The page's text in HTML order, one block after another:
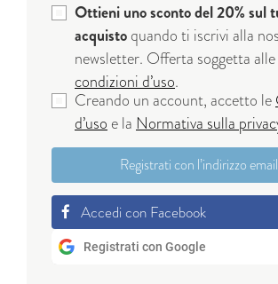
Registrati con l’indirizzo email
Accedi con Facebook
Registrati con Google
Ottieni uno sconto del 20% sul
acquistoquando ti iscrivi alla
newsletter. Offerta soggetta
condizioni d’uso.
Creando un account, accetto le
d’uso e la Normativa sulla